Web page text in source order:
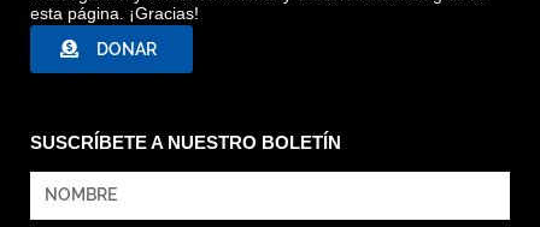
esta página. ¡Gracias!
DONAR
SUSCRÍBETE A NUESTRO BOLETÍN